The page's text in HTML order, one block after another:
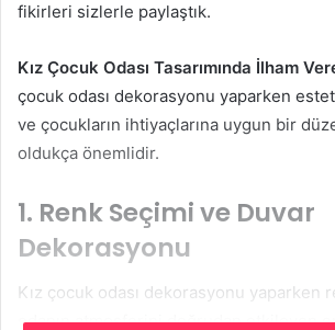
fikirleri sizlerle paylaştık.
Kız Çocuk Odası Tasarımında İlham
çocuk odası dekorasyonu yaparken
ve çocukların ihtiyaçlarına uygun bir
oldukça önemlidir.
1. Renk Seçimi ve Duvar
Dekorasyonu
Kız çocuk odası dekorasyonu yaparken
odanın atmosferini doğrudan etkileyen